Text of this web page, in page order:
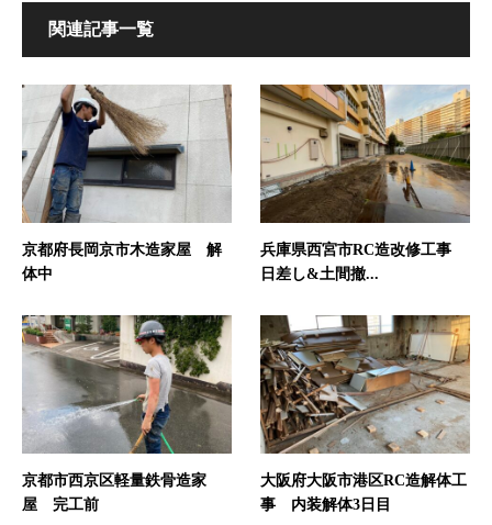
関連記事一覧
京都府長岡京市木造家屋 解
体中
兵庫県西宮市RC造改修工事
日差し&土間撤...
京都市西京区軽量鉄骨造家
屋 完工前
大阪府大阪市港区RC造解体工
事 内装解体3日目